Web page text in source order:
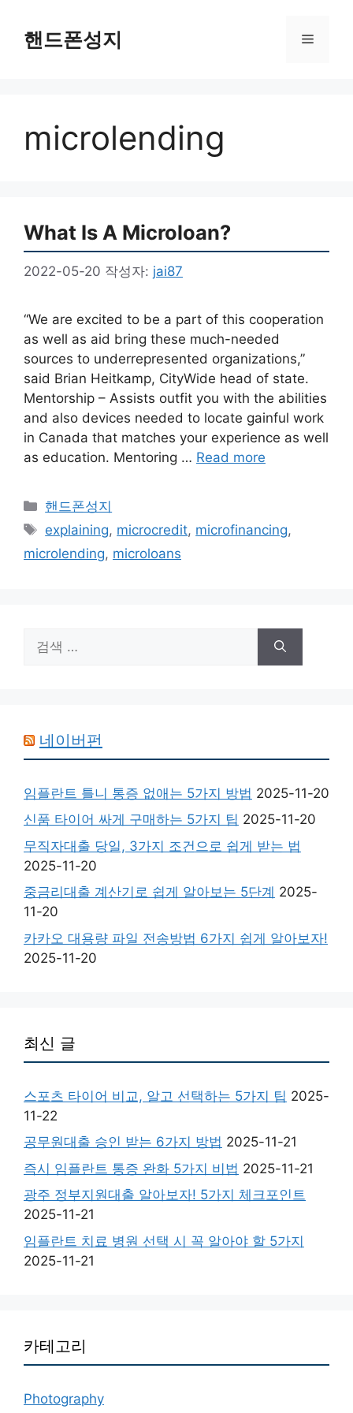
핸드폰성지 메
microlending
What Is A Microloan?
2022-05-20 작성자: jai87
“We are excited to be a part of this cooperation
as well as aid bring these much-needed
sources to underrepresented organizations,”
said Brian Heitkamp, CityWide head of state.
Mentorship – Assists outfit you with the abilities
and also devices needed to locate gainful work
in Canada that matches your experience as well
as education. Mentoring … Read more
카
리
핸드폰성지
태
explaining, microcredit, microfinancing,
microlending, microloans
색:
네이버펀
임플란트 틀니 통증 없애는 5가지 방법 2025-11-20
신품 타이어 싸게 구매하는 5가지 팁 2025-11-20
무직자대출 당일, 3가지 조건으로 쉽게 받는 법
2025-11-20
중금리대출 계산기로 쉽게 알아보는 5단계 2025-
11-20
카카오 대용량 파일 전송방법 6가지 쉽게 알아보자!
2025-11-20
최신 글
스포츠 타이어 비교, 알고 선택하는 5가지 팁 2025-
11-22
공무원대출 승인 받는 6가지 방법 2025-11-21
즉시 임플란트 통증 완화 5가지 비법 2025-11-21
광주 정부지원대출 알아보자! 5가지 체크포인트
2025-11-21
임플란트 치료 병원 선택 시 꼭 알아야 할 5가지
2025-11-21
카테고리
Photography